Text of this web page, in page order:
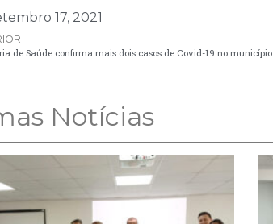
17, 2021
de Saúde confirma mais dois casos de Covid-19 no município
Notícias